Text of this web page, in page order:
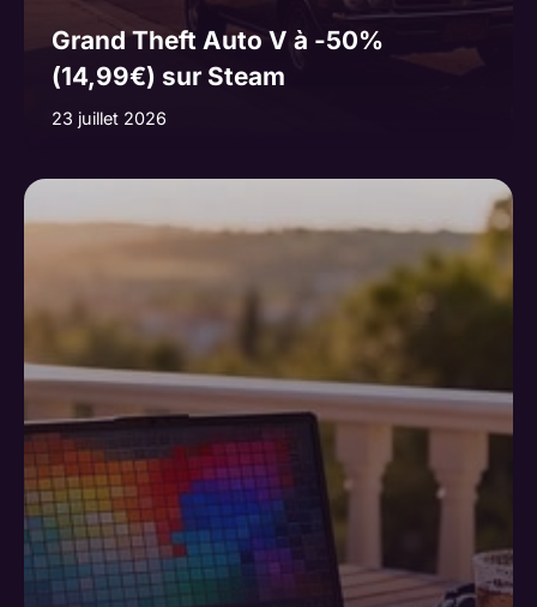
Grand Theft Auto V à -50%
(14,99€) sur Steam
23 juillet 2026